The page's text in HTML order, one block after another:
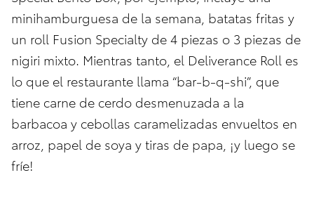
minihamburguesa de la semana, batatas fritas y
un roll Fusion Specialty de 4 piezas o 3 piezas de
nigiri mixto. Mientras tanto, el Deliverance Roll es
lo que el restaurante llama “bar-b-q-shi”, que
tiene carne de cerdo desmenuzada a la
barbacoa y cebollas caramelizadas envueltos en
arroz, papel de soya y tiras de papa, ¡y luego se
fríe!